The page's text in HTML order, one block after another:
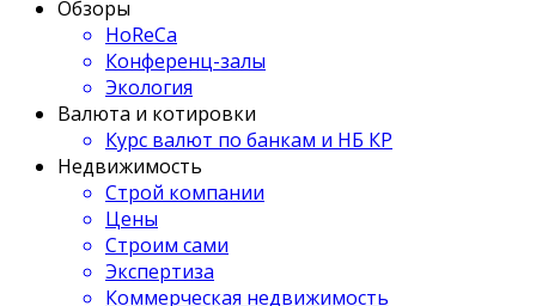
Обзоры
HoReCa
Конференц-залы
Экология
Валюта и котировки
Курс валют по банкам и НБ КР
Недвижимость
Строй компании
Цены
Строим сами
Экспертиза
Коммерческая недвижимость